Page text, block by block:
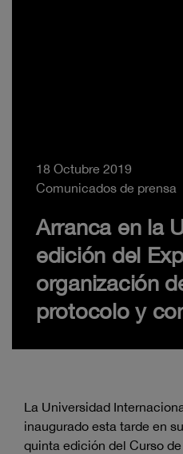
18 Octubre 2019
Comunicados de prensa
Arranca en la
edición del
organización
protocolo y
La Universidad
inaugurado esta tarde en
quinta edición del Curso